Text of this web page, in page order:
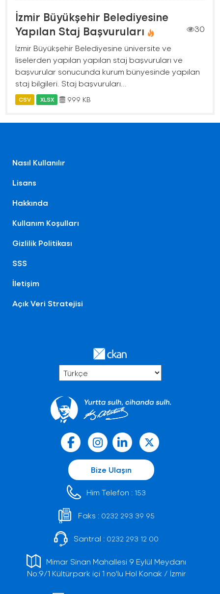
İzmir Büyükşehir Belediyesine
Yapılan Staj Başvuruları
30
İzmir Büyükşehir Belediyesine üniversite ve
liselerden yapılan yapılan staj başvuruları ve
başvurular sonucunda kurum bünyesinde yapılan
staj bilgileri. Staj başvuruları...
CSV XLSX 999 KB
Nasıl Kullanılır
Lisans
Hakkında
Kullanım Koşulları
Gizlilik Politikası
SSS
İletişim
Açık Veri Stratejisi
Bize Ulaşın
Him Telefon : 153
Faks : 0232 293 39 95
Santral : 0232 293 12 00
Mimar Sinan Mahallesi 9 Eylül Meydanı
No:9/1 Kültürpark içi 1 no'lu Hol Konak / İzmir